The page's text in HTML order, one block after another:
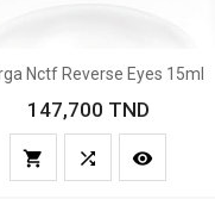
Nctf Reverse Eyes 15ml
Prix
147,700 TND
  